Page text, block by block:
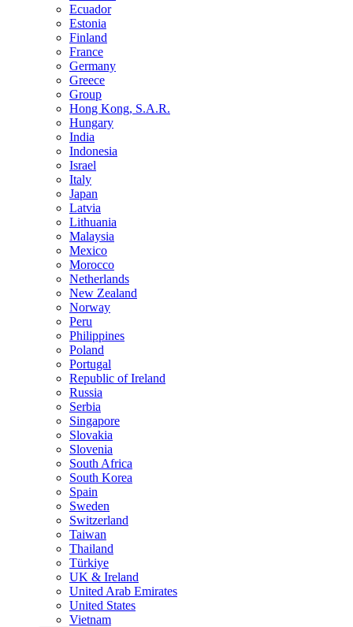
Ecuador
Estonia
Finland
France
Germany
Greece
Group
Hong Kong, S.A.R.
Hungary
India
Indonesia
Israel
Italy
Japan
Latvia
Lithuania
Malaysia
Mexico
Morocco
Netherlands
New Zealand
Norway
Peru
Philippines
Poland
Portugal
Republic of Ireland
Russia
Serbia
Singapore
Slovakia
Slovenia
South Africa
South Korea
Spain
Sweden
Switzerland
Taiwan
Thailand
Türkiye
UK & Ireland
United Arab Emirates
United States
Vietnam